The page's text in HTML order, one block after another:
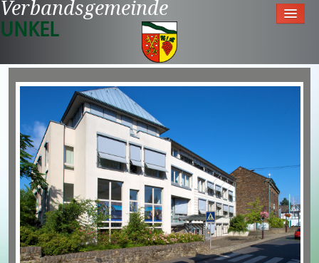
Verbandsgemeinde
UNKEL
Tourismus & Freizeit
Meine Gemeinde
Rathaus